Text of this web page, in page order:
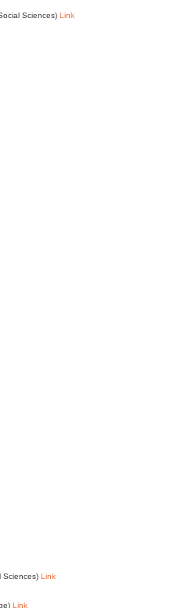
Sciences)Link
Sciences)Link
Link